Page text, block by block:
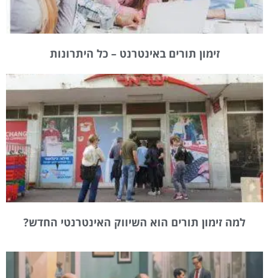
זימון תורים באינטרנט – כל היתרונות
למה זימון תורים הוא השיווק האינטרנטי החדש?